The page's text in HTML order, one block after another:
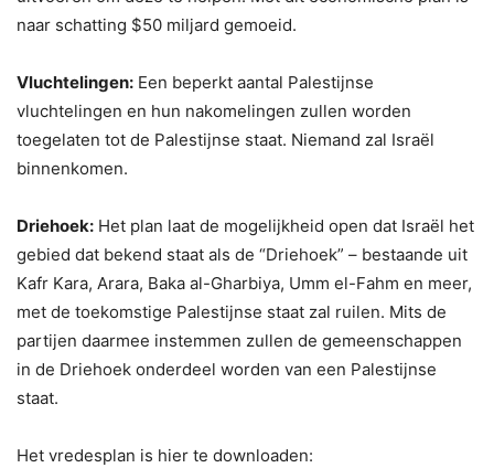
naar schatting $50 miljard gemoeid.
Vluchtelingen: Een beperkt aantal Palestijnse
vluchtelingen en hun nakomelingen zullen worden
toegelaten tot de Palestijnse staat. Niemand zal Israël
binnenkomen.
Driehoek: Het plan laat de mogelijkheid open dat Israël het
gebied dat bekend staat als de “Driehoek” – bestaande uit
Kafr Kara, Arara, Baka al-Gharbiya, Umm el-Fahm en meer,
met de toekomstige Palestijnse staat zal ruilen. Mits de
partijen daarmee instemmen zullen de gemeenschappen
in de Driehoek onderdeel worden van een Palestijnse
staat.
Het vredesplan is hier te downloaden: